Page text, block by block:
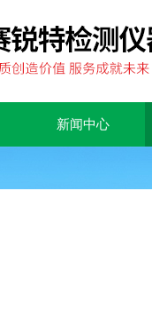
新闻中心